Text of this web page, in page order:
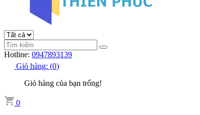
Hotline: 0947893139
Giỏ hàng: (0)
Giỏ hàng của bạn trống!
0